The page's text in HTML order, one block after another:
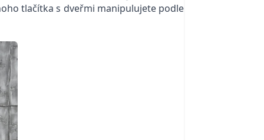
tlačítka s dveřmi manipulujete podle